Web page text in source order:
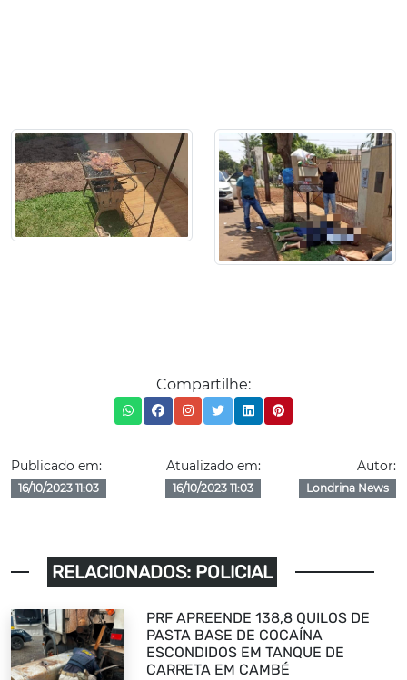
Compartilhe:
Publicado em:
16/10/2023 11:03
Atualizado em:
16/10/2023 11:03
Autor:
Londrina News
RELACIONADOS: POLICIAL
PRF APREENDE 138,8 QUILOS DE
PASTA BASE DE COCAÍNA
ESCONDIDOS EM TANQUE DE
CARRETA EM CAMBÉ